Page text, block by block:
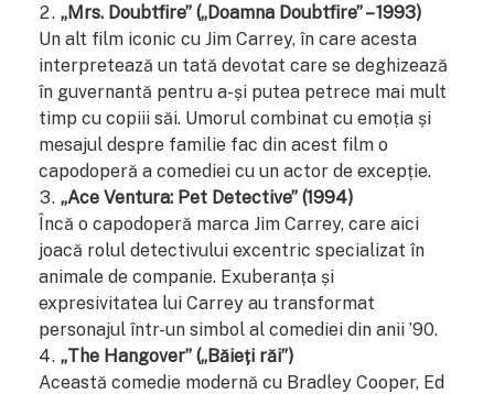
„Mrs. Doubtfire” („Doamna Doubtfire” – 1993)
Un alt film iconic cu Jim Carrey, în care acesta
interpretează un tată devotat care se deghizează
în guvernantă pentru a-și putea petrece mai mult
timp cu copiii săi. Umorul combinat cu emoția și
mesajul despre familie fac din acest film o
capodoperă a comediei cu un actor de excepție.
„Ace Ventura: Pet Detective” (1994)
Încă o capodoperă marca Jim Carrey, care aici
joacă rolul detectivului excentric specializat în
animale de companie. Exuberanța și
expresivitatea lui Carrey au transformat
personajul într-un simbol al comediei din anii ’90.
„The Hangover” („Băieți răi”)
Această comedie modernă cu Bradley Cooper, Ed